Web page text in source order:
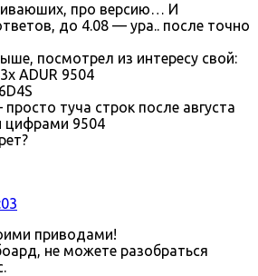
про версию… И
до 4.08 — ура.. после точно
посмотрел из интересу свой:
ADUR 9504
туча строк после августа
9504
приводами!
не можете разобраться